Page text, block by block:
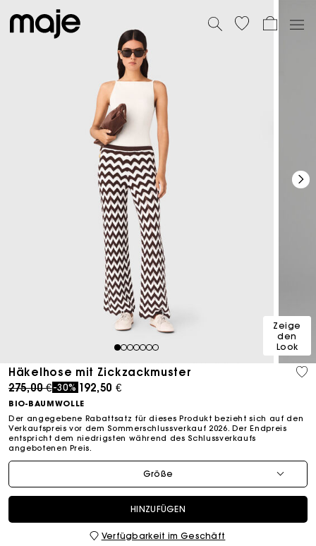
1234567
Zeige
den
Look
Häkelhose mit Zickzackmuster
Price reduced from
275,00 €to
-30% 192,50 €
BIO-BAUMWOLLE
Der angegebene Rabattsatz für dieses Produkt bezieht sich auf den
Verkaufspreis vor dem Sommerschlussverkauf 2026. Der Endpreis
entspricht dem niedrigsten während des Schlussverkaufs
angebotenen Preis.
Größe
HINZUFÜGEN
Verfügbarkeit im Geschäft